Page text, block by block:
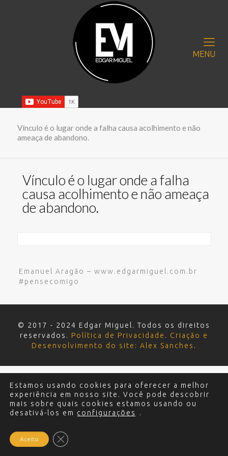
MENU
Vínculo é o lugar onde a falha causa acolhimento e não
ameaça de abandono.
Vínculo é o lugar onde a falha
causa acolhimento e não ameaça
de abandono.
Emanuel Aragão – www.edgarmiguel.com.br
#pensecomigo
© 2017 - 2024 Edgar Miguel. Todos os direitos
reservados. Política de Privacidade . Criação e
Desenvolvimento do site: Alex Sanches .
Estamos usando cookies para oferecer a melhor
experiência em nosso site. Você pode descobrir
mais sobre quais cookies estamos usando ou
desativá-los em configurações .
Aceito Close GDPR Cookie Banner